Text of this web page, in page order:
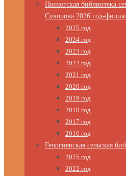
Пинюгская библиотека
Суворова 2026 год-
2025 год
2024 год
2023 год
2022 год
2021 год
2020 год
2019 год
2018 год
2017 год
2016 год
Георгиевская сельская
2025 год
2022 год